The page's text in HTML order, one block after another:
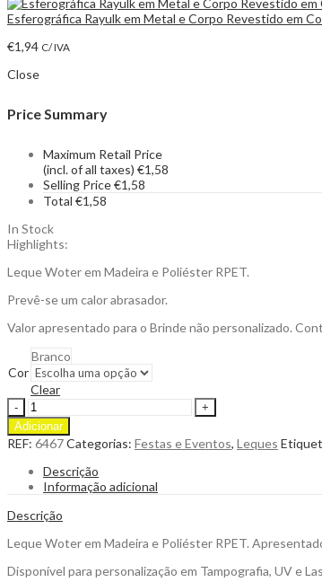
Esferográfica Rayulk em Metal e Corpo Revestido em
€1,94 C/ IVA
Close
Price Summary
Maximum Retail Price
(incl. of all taxes) €1,58
Selling Price€1,58
Total €1,58
In Stock
Highlights:
Leque Woter em Madeira e Poliéster RPET.
Prevê-se um calor abrasador.
Valor apresentado para o Brinde não personalizado.
Cor
Branco
Clear
Leque
Woter
em
Madeira
Poliéster
para
Personalizar
quantity
Adicionar
REF: 6467Categorias: Festas e Eventos, Leques
Descrição
Informação adicional
Descrição
Leque Woter em Madeira e Poliéster RPET.
Disponível para personalização em Tampografia, UV e